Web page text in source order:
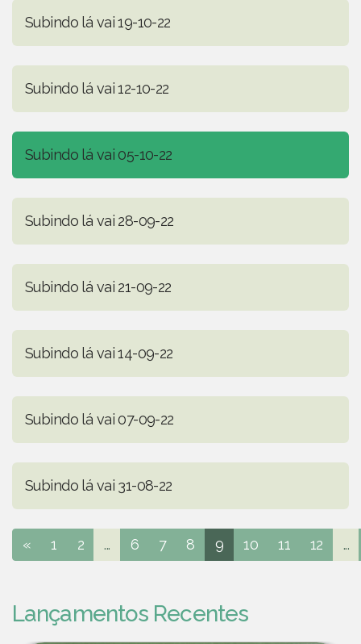
Subindo lá vai 19-10-22
Subindo lá vai 12-10-22
Subindo lá vai 05-10-22
Subindo lá vai 28-09-22
Subindo lá vai 21-09-22
Subindo lá vai 14-09-22
Subindo lá vai 07-09-22
Subindo lá vai 31-08-22
« 1 2 ... 6 7 8 9 10 11 12 ...
Lançamentos Recentes